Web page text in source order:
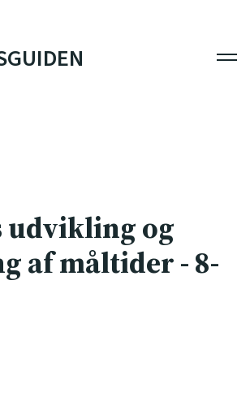
udvikling og
af måltider - 8-